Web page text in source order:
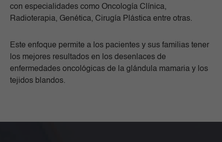
con especialidades como Oncología Clínica,
Radioterapia, Genética, Cirugía Plástica entre otras.
Este enfoque permite a los pacientes y sus familias tener
los mejores resultados en los desenlaces de
enfermedades oncológicas de la glándula mamaria y los
tejidos blandos.